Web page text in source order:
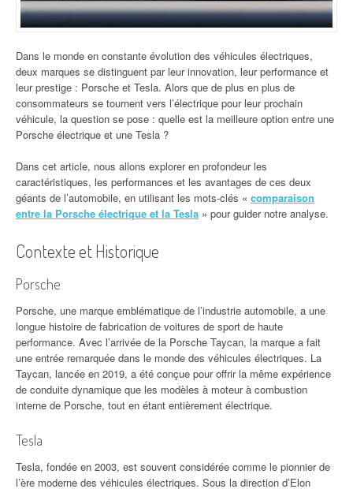
Dans le monde en constante évolution des véhicules électriques,
deux marques se distinguent par leur innovation, leur performance et
leur prestige : Porsche et Tesla. Alors que de plus en plus de
consommateurs se tournent vers l’électrique pour leur prochain
véhicule, la question se pose : quelle est la meilleure option entre une
Porsche électrique et une Tesla ?
Dans cet article, nous allons explorer en profondeur les
caractéristiques, les performances et les avantages de ces deux
géants de l’automobile, en utilisant les mots-clés « comparaison
entre la Porsche électrique et la Tesla » pour guider notre analyse.
Contexte et Historique
Porsche
Porsche, une marque emblématique de l’industrie automobile, a une
longue histoire de fabrication de voitures de sport de haute
performance. Avec l’arrivée de la Porsche Taycan, la marque a fait
une entrée remarquée dans le monde des véhicules électriques. La
Taycan, lancée en 2019, a été conçue pour offrir la même expérience
de conduite dynamique que les modèles à moteur à combustion
interne de Porsche, tout en étant entièrement électrique.
Tesla
Tesla, fondée en 2003, est souvent considérée comme le pionnier de
l’ère moderne des véhicules électriques. Sous la direction d’Elon